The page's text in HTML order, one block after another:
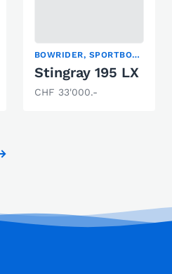
BOWRIDER, SPORTBOOT
Stingray 195 LX
CHF 33'000.-